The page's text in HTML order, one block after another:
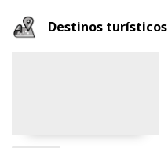
Destinos turísticos